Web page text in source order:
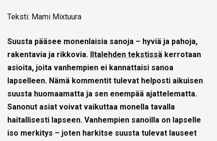
Teksti: Mami Mixtuura
Suusta pääsee monenlaisia sanoja – hyviä ja pahoja,
rakentavia ja rikkovia.
Iltalehden tekstissä kerrotaan
asioita, joita vanhempien ei kannattaisi sanoa
lapselleen. Nämä kommentit tulevat helposti aikuisen
suusta huomaamatta ja sen enempää ajattelematta.
Sanonut asiat voivat vaikuttaa monella tavalla
haitallisesti lapseen. Vanhempien sanoilla on lapselle
iso merkitys – joten harkitse suusta tulevat lauseet